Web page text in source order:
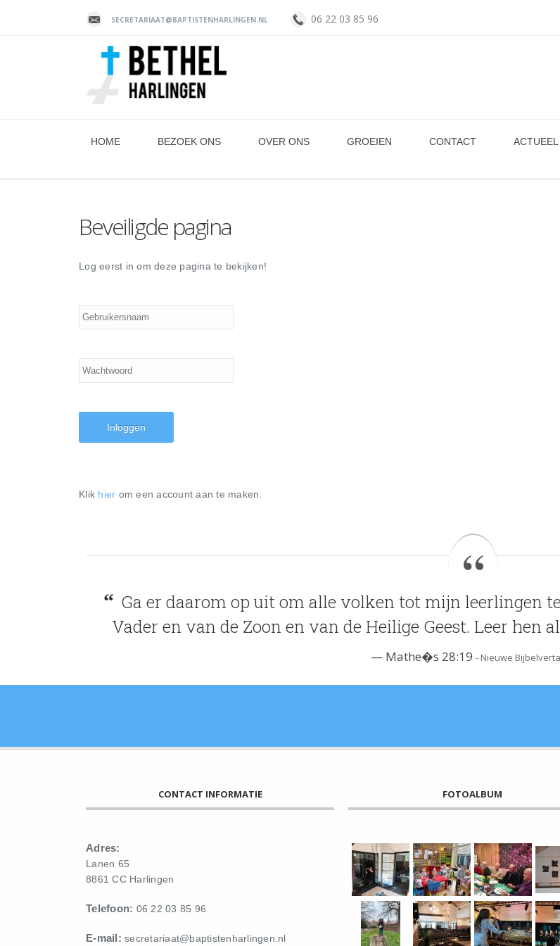
SECRETARIAAT@BAPTISTENHARLINGEN.NL 06 22 03 85 96
HOME BEZOEK ONS OVER ONS GROEIEN CONTACT ACTUEEL
Beveiligde pagina
Log eerst in om deze pagina te bekijken!
Klik hier om een account aan te maken.
Ga er daarom op uit om alle volken tot mijn leerlingen
Vader en van de Zoon en van de Heilige Geest. Leer hen
Mathe�s 28:19 - Nieuwe
CONTACT INFORMATIE
Adres:
Lanen 65
8861 CC Harlingen
Telefoon: 06 22 03 85 96
E-mail: secretariaat@baptistenharlingen.nl
FOTOALBUM